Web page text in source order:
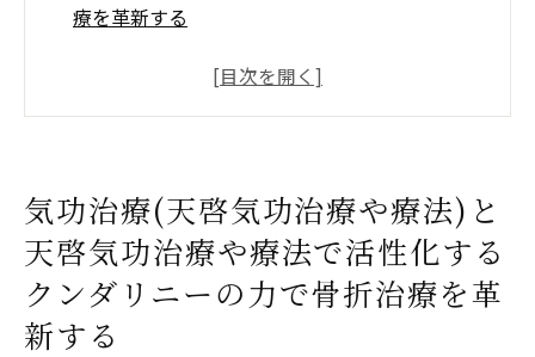
療を革新する
ーの流れを再構築する方法
骨折治療における気功治療(天啓気功治療や
療法)の基本技術
気功治療(天啓気功治療や療法)と現代医学の
融合による治療効果
気功治療(天啓気功治療や療法)と
天啓気功治療や療法で活性化する
クンダリニーの力で骨折治療を革
新する